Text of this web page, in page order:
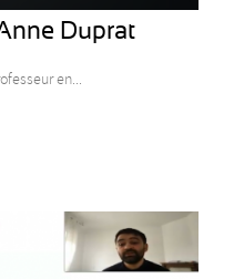
Duprat
en...